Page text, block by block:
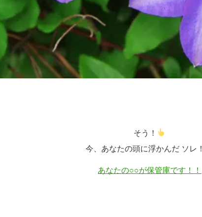
そう！
今、あなたの頭に浮かんだ ソレ！
あなたの○○が保管庫です！！